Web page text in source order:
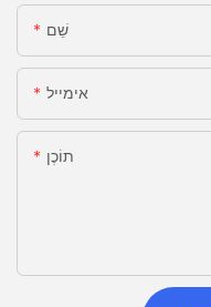
שֵׁם
אימייל
תוֹכֶן